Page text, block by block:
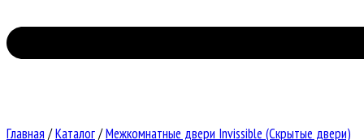
Главная /Каталог/Межкомнатные двери Invissible (Скрытые двери)